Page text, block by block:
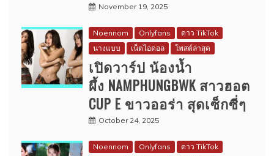
November 19, 2025
Noennom Onlyfans
ดาว TikTok
นางแบบ
เน็ตไอดอล โพสต์ล่าสุด
เปิดวาร์ป น้องน้ำ
ผึ้ง NAMPHUNGBWK สาวฮอต
CUP E ขาวออร่า สุดเซ็กซี่ๆ
October 24, 2025
Noennom Onlyfans
ดาว TikTok